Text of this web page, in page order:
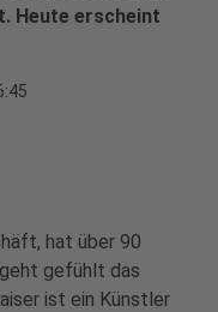
Heute erscheint
hat über 90
gefühlt das
ist ein Künstler